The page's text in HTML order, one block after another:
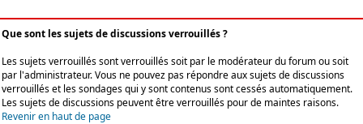
Que sont les sujets de discussions verrouillés ?
Les sujets verrouillés sont verrouillés soit par le modérateur du forum ou soit
par l'administrateur. Vous ne pouvez pas répondre aux sujets de discussions
verrouillés et les sondages qui y sont contenus sont cessés automatiquement.
Les sujets de discussions peuvent être verrouillés pour de maintes raisons.
Revenir en haut de page